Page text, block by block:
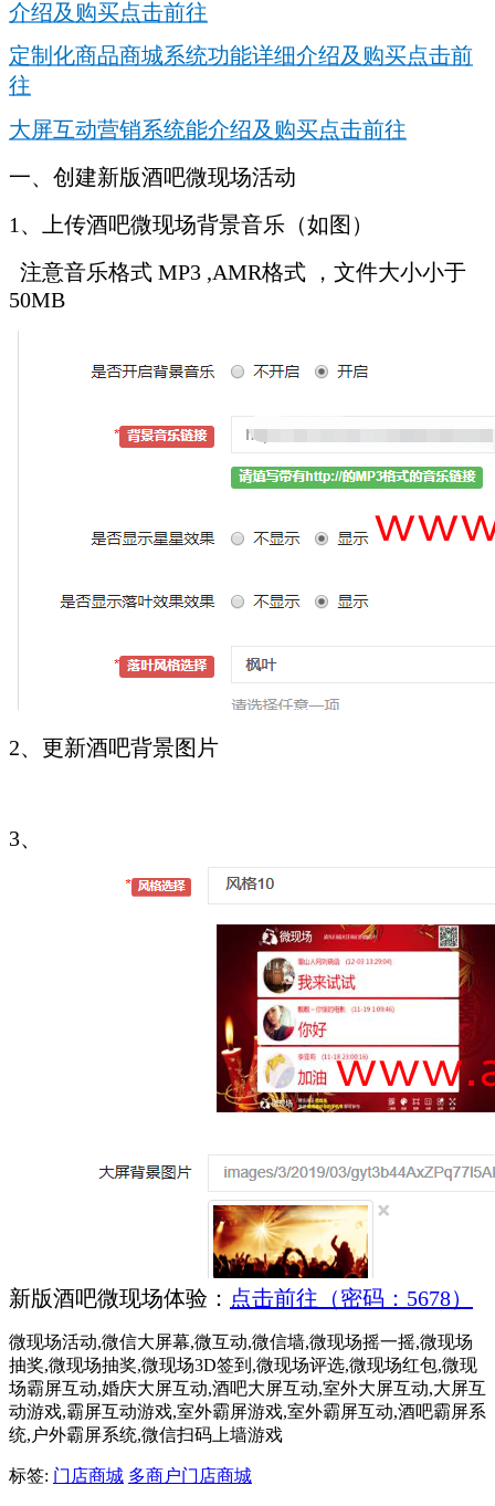
介绍及购买点击前往
定制化商品商城系统功能详细介绍及购买点击前
往
大屏互动营销系统能介绍及购买点击前往
一、创建新版酒吧微现场活动
1、上传酒吧微现场背景音乐（如图）
注意音乐格式 MP3 ,AMR格式 ，文件大小小于
50MB
2、更新酒吧背景图片
3、
新版酒吧微现场体验： 点击前往（密码：5678）
微现场活动,微信大屏幕,微互动,微信墙,微现场摇一摇,微现场
抽奖,微现场抽奖,微现场3D签到,微现场评选,微现场红包,微现
场霸屏互动,婚庆大屏互动,酒吧大屏互动,室外大屏互动,大屏互
动游戏,霸屏互动游戏,室外霸屏游戏,室外霸屏互动,酒吧霸屏系
统,户外霸屏系统,微信扫码上墙游戏
标签: 门店商城 多商户门店商城